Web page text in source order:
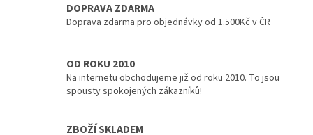
DOPRAVA ZDARMA
Doprava zdarma pro objednávky od 1.500Kč v ČR
OD ROKU 2010
Na internetu obchodujeme již od roku 2010. To jsou
spousty spokojených zákazníků!
ZBOŽÍ SKLADEM